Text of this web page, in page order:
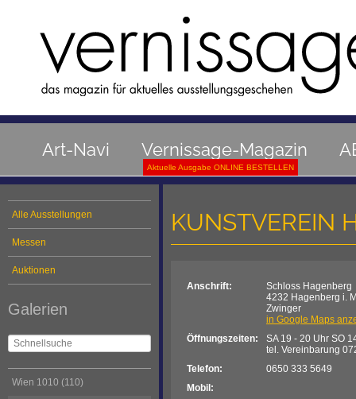
Art-Navi Vernissage-Magazin
Aktuelle Ausgabe ONLINE BESTELLEN
Alle Ausstellungen
Messen
Auktionen
Galerien
Wien 1010 (110)
KUNSTVEREIN
Anschrift:
Schloss Hagenberg
4232 Hagenberg i.
Zwinger
in Google Maps
Öffnungszeiten:
SA 19 - 20 Uhr SO
tel. Vereinbarung
Telefon:
0650 333 5649
Mobil: